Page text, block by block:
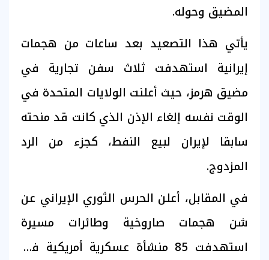
المضيق وحوله.
يأتي هذا التصعيد بعد ساعات من هجمات
إيرانية استهدفت ثلاث سفن تجارية في
مضيق هرمز، حيث أعلنت الولايات المتحدة في
الوقت نفسه إلغاء الإذن الذي كانت قد منحته
سابقا لإيران لبيع النفط، كجزء من الرد
المزدوج.
في المقابل، أعلن الحرس الثوري الإيراني عن
شن هجمات صاروخية وطائرات مسيرة
استهدفت 85 منشأة عسكرية أمريكية في